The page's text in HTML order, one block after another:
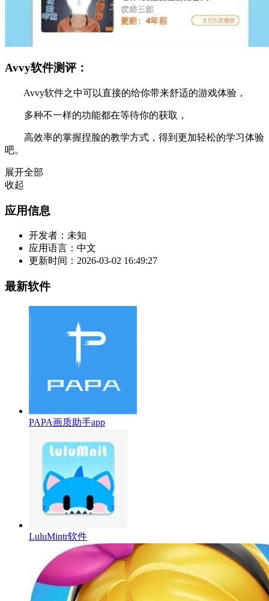
Avvy软件测评：
Avvy软件之中可以直接的给你带来舒适的游戏体验，
多种不一样的功能都在等待你的获取，
高效率的掌握捏脸的教学方式，得到更加轻松的学习体验
吧。
展开全部
收起
应用信息
开发者： 未知
应用语言： 中文
更新时间： 2026-03-02 16:49:27
最新软件
PAPA画质助手app
LuluMintr软件